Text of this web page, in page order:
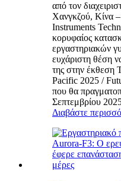
από τον
Χανγκζού, Κίνα
Instruments
κορυφαίος
εργαστηριακών
ευχάριστη θέση
της στην έκθεση
Pacific 2025 /
που θα
Σεπτεμβρίου
Διαβάστε